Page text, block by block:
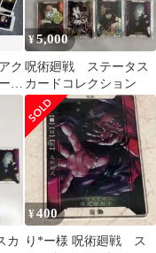
ク
ド
¥5,000
呪術廻戦 ステータス
カードコレクション
カ
¥400
り*ー様 呪術廻戦 ス